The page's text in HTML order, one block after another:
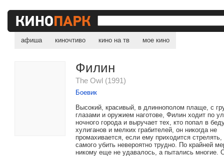
афиша киночтиво кино на тв мое кино
Филин
The Owl (1991)
Боевик
Высокий, красивый, в длиннополом плаще, с
глазами и оружием наготове, Филин ходит по
ночного города и выручает тех, кто попал в
хулиганов и мелких грабителей, он никогда не
промахивается, если ему приходится стрелять,
самого убить невероятно трудно. По крайней
никому еще не удавалось, а пытались многие.